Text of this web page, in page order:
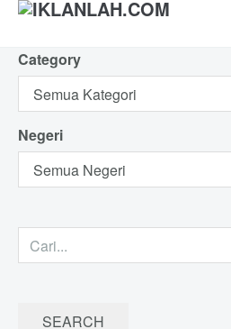
Category
Negeri